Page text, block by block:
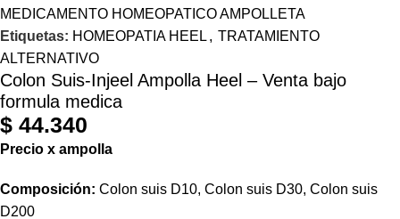
MEDICAMENTO HOMEOPATICO AMPOLLETA
Etiquetas: HOMEOPATIA HEEL , TRATAMIENTO
ALTERNATIVO
Colon Suis-Injeel Ampolla Heel – Venta bajo
formula medica
$ 44.340
Precio x ampolla
Composición: Colon suis D10, Colon suis D30, Colon suis
D200